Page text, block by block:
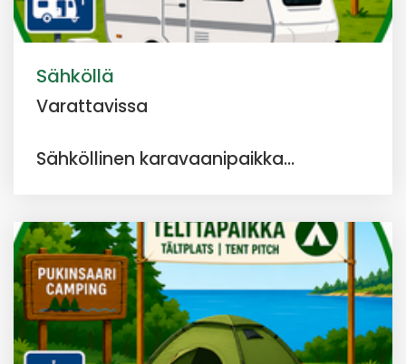
Sähköllä
Varattavissa
Sähköllinen karavaanipaikka...